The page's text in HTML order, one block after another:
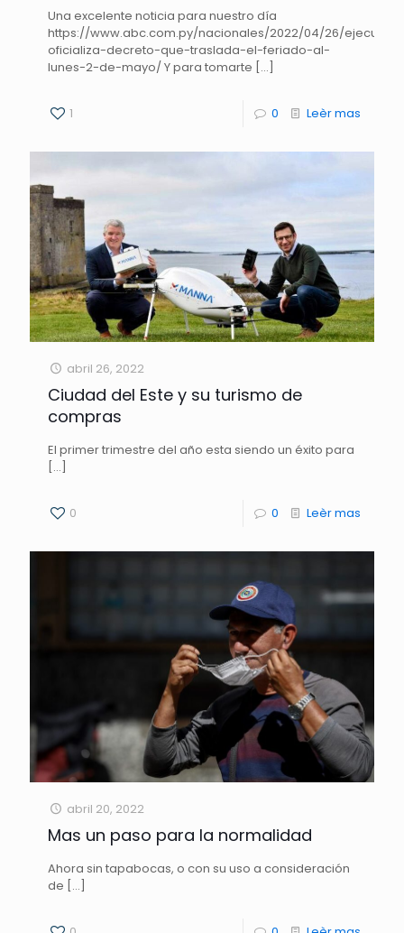
Una excelente noticia para nuestro día
https://www.abc.com.py/nacionales/2022/04/26/ejecutivo-
oficializa-decreto-que-traslada-el-feriado-al-
lunes-2-de-mayo/ Y para tomarte […]
1 0 Leèr mas
abril 26, 2022
Ciudad del Este y su turismo de
compras
El primer trimestre del año esta siendo un éxito para
[…]
0 0 Leèr mas
abril 20, 2022
Mas un paso para la normalidad
Ahora sin tapabocas, o con su uso a consideración
de […]